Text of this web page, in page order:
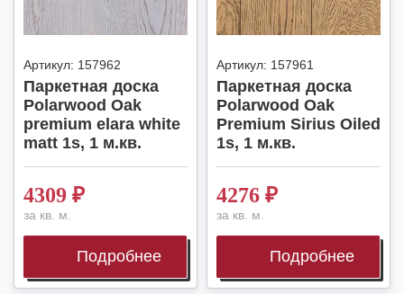
Артикул: 157962
Паркетная доска
Polarwood Oak
premium elara white
matt 1s, 1 м.кв.
4309 ₽
за кв. м.
Подробнее
Артикул: 157961
Паркетная доска
Polarwood Oak
Premium Sirius Oiled
1s, 1 м.кв.
4276 ₽
за кв. м.
Подробнее